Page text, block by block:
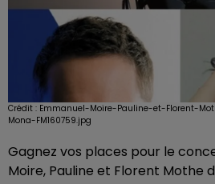
Crédit : Emmanuel-Moire-Pauline-et-Florent-
Mona-FM160759.jpg
Gagnez vos places pour le
Moire, Pauline et Florent Mothe